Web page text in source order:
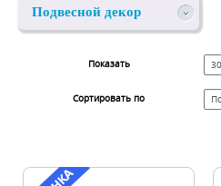
Подвесной декор
Показать
Сортировать по